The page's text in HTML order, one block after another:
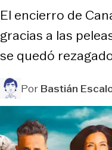
El encierro de
gracias a las
se quedó
PorBastián